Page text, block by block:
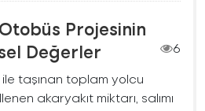
Projesinin
Değerler
6
taşınan toplam yolcu
akaryakıt miktarı, salımı